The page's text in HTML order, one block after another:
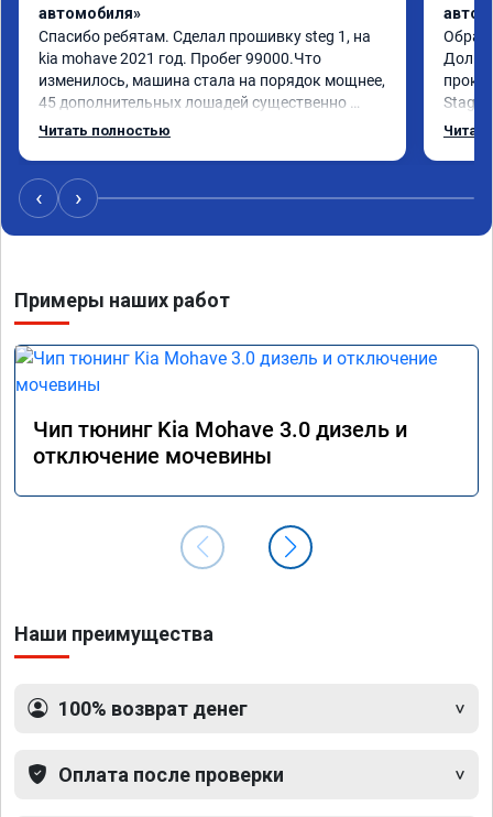
автомобиля»
Спасибо ребятам. Сделал прошивку steg 1, на
kia mohave 2021 год. Пробег 99000.Что
изменилось, машина стала на порядок мощнее,
45 дополнительных лошадей существенно
чувствуется и соответственно крутящего
12-12.5. Коробка перестала подпинывать при
наборе скорости. Педаль газа более
отзывчевее. В целом, я очень доволен.!
Читать полностью
Долго
Stage
с
‹ ›
Примеры наших работ
Чип тюнинг Kia Mohave 3.0 дизель и
отключение мочевины
Наши преимущества
100% возврат денег
Оплата после проверки